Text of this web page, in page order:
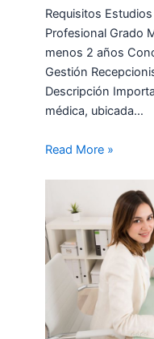
Requisitos
Profesional Grado
menos 2 años
Gestión
Descripción
médica, ubicada…
Read More »